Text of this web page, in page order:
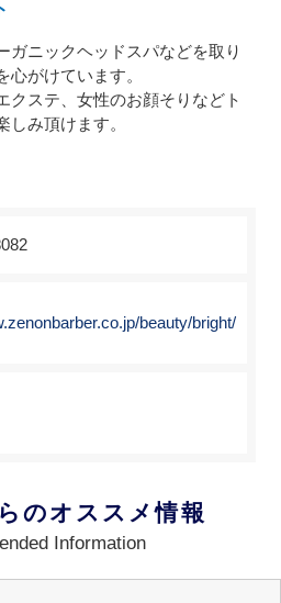
ガニックヘッドスパなどを取り
心がけています。
クステ、女性のお顔そりなどト
しみ頂けます。
beauty/bright/
のオススメ情報
Information